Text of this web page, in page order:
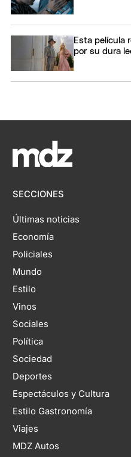
Esta película
por su dura
SECCIONES
Últimas noticias
Economía
Policiales
Mundo
Estilo
Vinos
Sociales
Política
Sociedad
Deportes
Espectáculos y Cultura
Estilo Gastronomía
Viajes
MDZ Autos